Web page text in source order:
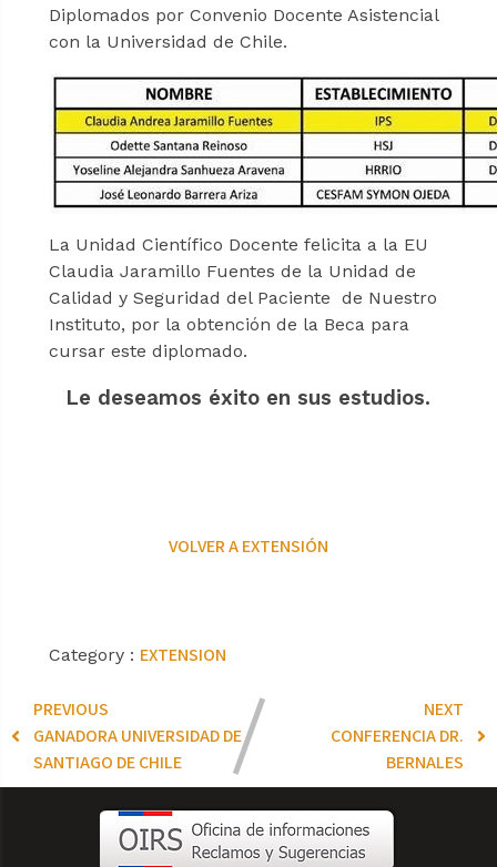
Diplomados por Convenio Docente Asistencial
con la Universidad de Chile.
La Unidad Científico Docente felicita a la EU
Claudia Jaramillo Fuentes de la Unidad de
Calidad y Seguridad del Paciente de Nuestro
Instituto, por la obtención de la Beca para
cursar este diplomado.
Le deseamos éxito en sus estudios.
VOLVER A EXTENSIÓN
Category : EXTENSION
PREVIOUS
GANADORA UNIVERSIDAD DE
SANTIAGO DE CHILE
NEXT
CONFERENCIA DR.
BERNALES